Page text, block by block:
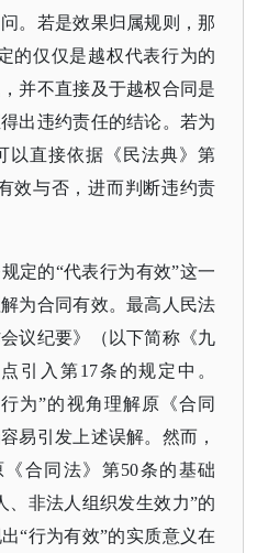
。若是效果归属规则，那
的仅仅是越权代表行为的
并不直接及于越权合同是
出违约责任的结论。若为
以直接依据《民法典》第
效与否，进而判断违约责
规定的“代表行为有效”这一
为合同有效。最高人民法
议纪要》（以下简称《九
引入第17条的规定中。
为”的视角理解原《合同
易引发上述误解。然而，
《合同法》第50条的基础
、非法人组织发生效力”的
“行为有效”的实质意义在